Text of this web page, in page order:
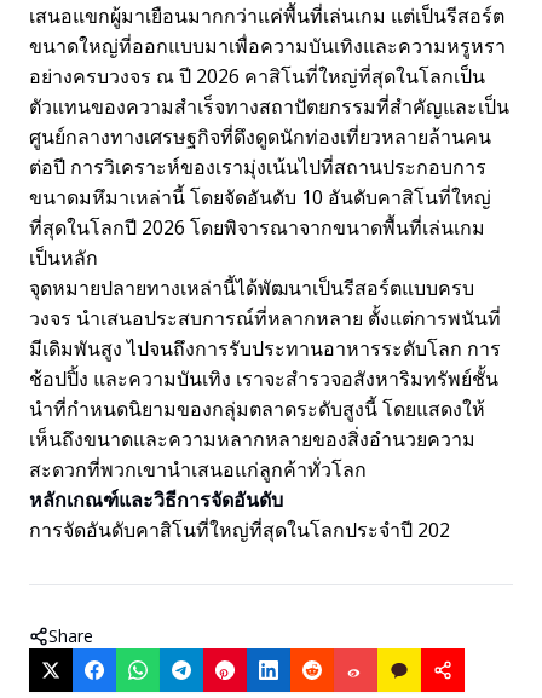
เสนอแขกผู้มาเยือนมากกว่าแค่พื้นที่เล่นเกม แต่เป็นรีสอร์ต
ขนาดใหญ่ที่ออกแบบมาเพื่อความบันเทิงและความหรูหรา
อย่างครบวงจร ณ ปี 2026 คาสิโนที่ใหญ่ที่สุดในโลกเป็น
ตัวแทนของความสำเร็จทางสถาปัตยกรรมที่สำคัญและเป็น
ศูนย์กลางทางเศรษฐกิจที่ดึงดูดนักท่องเที่ยวหลายล้านคน
ต่อปี การวิเคราะห์ของเรามุ่งเน้นไปที่สถานประกอบการ
ขนาดมหึมาเหล่านี้ โดยจัดอันดับ 10 อันดับคาสิโนที่ใหญ่
ที่สุดในโลกปี 2026 โดยพิจารณาจากขนาดพื้นที่เล่นเกม
เป็นหลัก
จุดหมายปลายทางเหล่านี้ได้พัฒนาเป็นรีสอร์ตแบบครบ
วงจร นำเสนอประสบการณ์ที่หลากหลาย ตั้งแต่การพนันที่
มีเดิมพันสูง ไปจนถึงการรับประทานอาหารระดับโลก การ
ช้อปปิ้ง และความบันเทิง เราจะสำรวจอสังหาริมทรัพย์ชั้น
นำที่กำหนดนิยามของกลุ่มตลาดระดับสูงนี้ โดยแสดงให้
เห็นถึงขนาดและความหลากหลายของสิ่งอำนวยความ
สะดวกที่พวกเขานำเสนอแก่ลูกค้าทั่วโลก
หลักเกณฑ์และวิธีการจัดอันดับ
การจัดอันดับคาสิโนที่ใหญ่ที่สุดในโลกประจำปี 202
Share